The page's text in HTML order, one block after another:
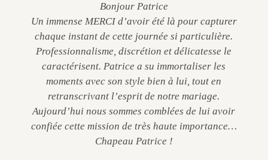
Bonjour Patrice
Un immense MERCI d’avoir été là pour capturer
chaque instant de cette journée si particulière.
Professionnalisme, discrétion et délicatesse le
caractérisent. Patrice a su immortaliser les
moments avec son style bien à lui, tout en
retranscrivant l’esprit de notre mariage.
Aujourd’hui nous sommes comblées de lui avoir
confiée cette mission de très haute importance…
Chapeau Patrice !